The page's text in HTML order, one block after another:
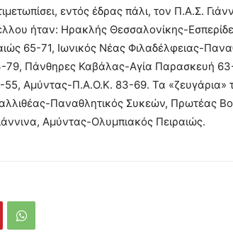
εντός έδρας πάλι, τον Π.Α.Σ.
ήταν: Ηρακλής Θεσσαλονίκης-
65-71, Ιωνικός Νέας Φιλαδέλφειας-
79, Πάνθηρες Καβάλας-Αγία Παρασκευή
Αμύντας-Π.Α.Ο.Κ. 83-69. Τα «ζευγάρια»
Παναθλητικός Συκεών, Πρωτέας
Αμύντας-Ολυμπιακός Πειραιώς.